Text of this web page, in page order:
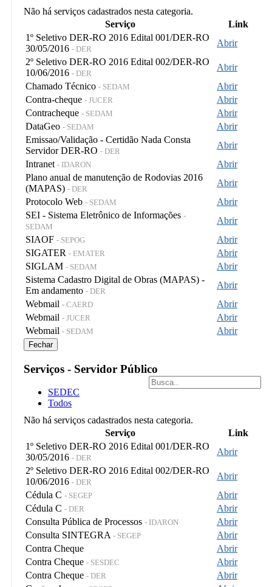
Não há serviços cadastrados nesta categoria.
Serviço
Link
1º Seletivo DER-RO 2016 Edital 001/DER-RO
30/05/2016 - DER
Abrir
2º Seletivo DER-RO 2016 Edital 002/DER-RO
10/06/2016 - DER
Abrir
Chamado Técnico - SEDAM
Abrir
Contra-cheque - JUCER
Abrir
Contracheque - SEDAM
Abrir
DataGeo - SEDAM
Abrir
Emissao/Validação - Certidão Nada Consta
Servidor DER-RO - DER
Abrir
Intranet - IDARON
Abrir
Plano anual de manutenção de Rodovias 2016
(MAPAS) - DER
Abrir
Protocolo Web - SEDAM
Abrir
SEI - Sistema Eletrônico de Informações -
SEDAM
Abrir
SIAOF - SEPOG
Abrir
SIGATER - EMATER
Abrir
SIGLAM - SEDAM
Abrir
Sistema Cadastro Digital de Obras (MAPAS) -
Em andamento - DER
Abrir
Webmail - CAERD
Abrir
Webmail - JUCER
Abrir
Webmail - SEDAM Abrir
Fechar
Serviços - Servidor Público
SEDEC
Todos
Não há serviços cadastrados nesta categoria.
Serviço
Link
1º Seletivo DER-RO 2016 Edital 001/DER-RO
30/05/2016 - DER
Abrir
2º Seletivo DER-RO 2016 Edital 002/DER-RO
10/06/2016 - DER
Abrir
Cédula C - SEGEP
Abrir
Cédula C - DER
Abrir
Consulta Pública de Processos - IDARON
Abrir
Consulta SINTEGRA - SEGEP
Abrir
Contra Cheque
Abrir
Contra Cheque - SESDEC
Abrir
Contra Cheque - DER
Abrir